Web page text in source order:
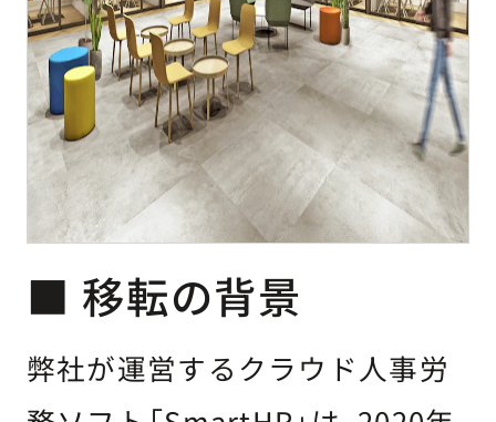
■ 移転の背景
弊社が運営するクラウド人事労